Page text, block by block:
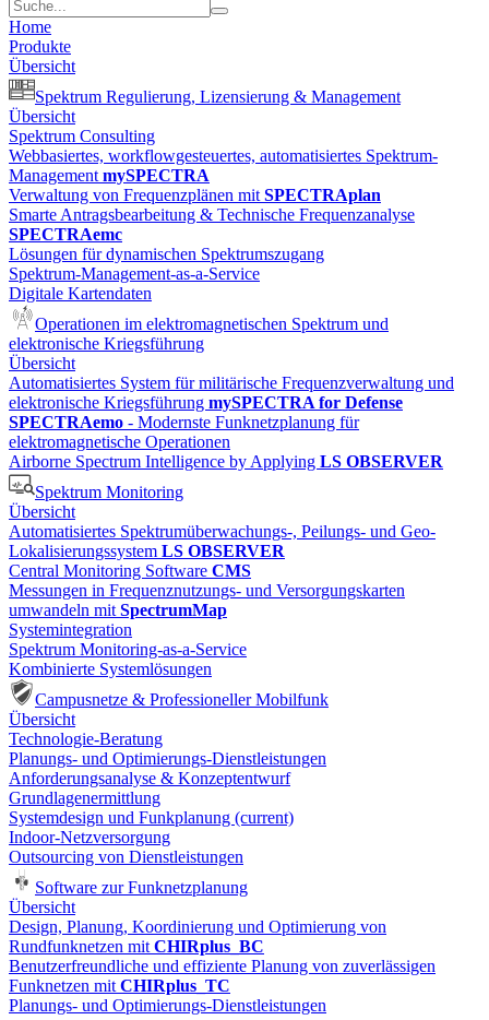
Home
Produkte
Übersicht
Spektrum Regulierung, Lizensierung & Management
Übersicht
Spektrum Consulting
Webbasiertes, workflowgesteuertes, automatisiertes Spektrum-
Management mySPECTRA
Verwaltung von Frequenzplänen mit SPECTRAplan
Smarte Antragsbearbeitung & Technische Frequenzanalyse
SPECTRAemc
Lösungen für dynamischen Spektrumszugang
Spektrum-Management-as-a-Service
Digitale Kartendaten
Operationen im elektromagnetischen Spektrum und
elektronische Kriegsführung
Übersicht
Automatisiertes System für militärische Frequenzverwaltung und
elektronische Kriegsführung mySPECTRA for Defense
SPECTRAemo - Modernste Funknetzplanung für
elektromagnetische Operationen
Airborne Spectrum Intelligence by Applying LS OBSERVER
Spektrum Monitoring
Übersicht
Automatisiertes Spektrumüberwachungs-, Peilungs- und Geo-
Lokalisierungssystem LS OBSERVER
Central Monitoring Software CMS
Messungen in Frequenznutzungs- und Versorgungskarten
umwandeln mit SpectrumMap
Systemintegration
Spektrum Monitoring-as-a-Service
Kombinierte Systemlösungen
Campusnetze & Professioneller Mobilfunk
Übersicht
Technologie-Beratung
Planungs- und Optimierungs-Dienstleistungen
Anforderungsanalyse & Konzeptentwurf
Grundlagenermittlung
Systemdesign und Funkplanung (current)
Indoor-Netzversorgung
Outsourcing von Dienstleistungen
Software zur Funknetzplanung
Übersicht
Design, Planung, Koordinierung und Optimierung von
Rundfunknetzen mit CHIRplus_BC
Benutzerfreundliche und effiziente Planung von zuverlässigen
Funknetzen mit CHIRplus_TC
Planungs- und Optimierungs-Dienstleistungen